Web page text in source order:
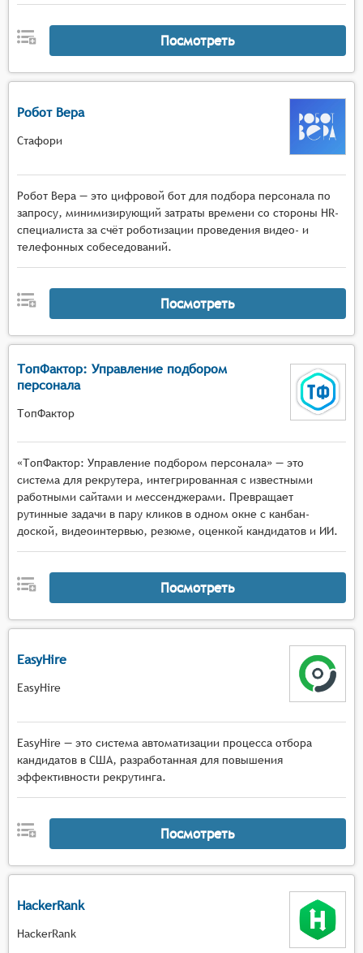
Посмотреть
Робот Вера
Стафори
Робот Вера — это цифровой бот для подбора персонала по
запросу, минимизирующий затраты времени со стороны HR-
специалиста за счёт роботизации проведения видео- и
телефонных собеседований.
Посмотреть
ТопФактор: Управление подбором
персонала
ТопФактор
«ТопФактор: Управление подбором персонала» — это
система для рекрутера, интегрированная с известными
работными сайтами и мессенджерами. Превращает
рутинные задачи в пару кликов в одном окне с канбан-
доской, видеоинтервью, резюме, оценкой кандидатов и ИИ.
Посмотреть
EasyHire
EasyHire
EasyHire — это система автоматизации процесса отбора
кандидатов в США, разработанная для повышения
эффективности рекрутинга.
Посмотреть
HackerRank
HackerRank